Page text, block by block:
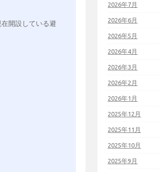
開設している避
2026年7月
2026年6月
2026年5月
2026年4月
2026年3月
2026年2月
2026年1月
2025年12月
2025年11月
2025年10月
2025年9月